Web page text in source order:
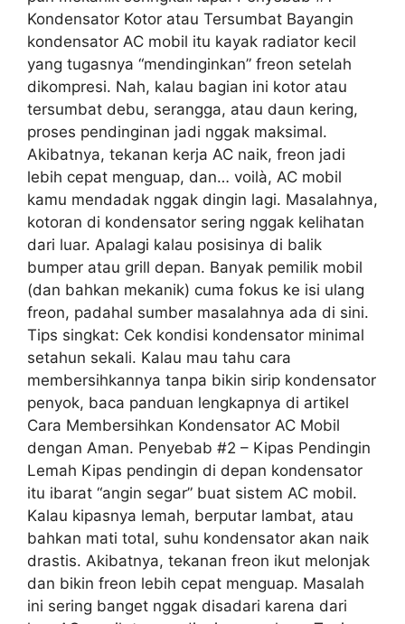
Kondensator Kotor atau Tersumbat Bayangin
kondensator AC mobil itu kayak radiator kecil
yang tugasnya “mendinginkan” freon setelah
dikompresi. Nah, kalau bagian ini kotor atau
tersumbat debu, serangga, atau daun kering,
proses pendinginan jadi nggak maksimal.
Akibatnya, tekanan kerja AC naik, freon jadi
lebih cepat menguap, dan… voilà, AC mobil
kamu mendadak nggak dingin lagi. Masalahnya,
kotoran di kondensator sering nggak kelihatan
dari luar. Apalagi kalau posisinya di balik
bumper atau grill depan. Banyak pemilik mobil
(dan bahkan mekanik) cuma fokus ke isi ulang
freon, padahal sumber masalahnya ada di sini.
Tips singkat: Cek kondisi kondensator minimal
setahun sekali. Kalau mau tahu cara
membersihkannya tanpa bikin sirip kondensator
penyok, baca panduan lengkapnya di artikel
Cara Membersihkan Kondensator AC Mobil
dengan Aman. Penyebab #2 – Kipas Pendingin
Lemah Kipas pendingin di depan kondensator
itu ibarat “angin segar” buat sistem AC mobil.
Kalau kipasnya lemah, berputar lambat, atau
bahkan mati total, suhu kondensator akan naik
drastis. Akibatnya, tekanan freon ikut melonjak
dan bikin freon lebih cepat menguap. Masalah
ini sering banget nggak disadari karena dari